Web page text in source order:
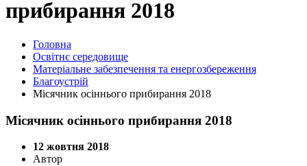
прибирання 2018
Головна
Освітнє середовище
Матеріальне забезпечення та енергозбереження
Благоустрій
Місячник осіннього прибирання 2018
Місячник осіннього прибирання 2018
12 жовтня 2018
Автор